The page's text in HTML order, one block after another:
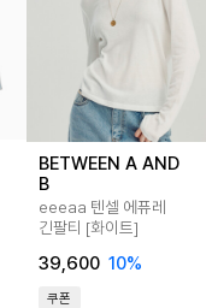
BETWEEN A AND
B
eeeaa 텐셀 에퓨레
긴팔티 [화이트]
39,600 10%
쿠폰